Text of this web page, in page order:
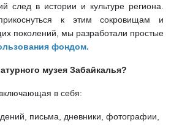
след в истории и культуре региона.
к этим сокровищам и
поколений, мы разработали простые
фондом.
музея Забайкалья?
в себя:
письма, дневники, фотографии,